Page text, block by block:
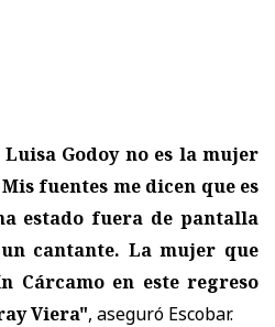
Godoy no es la mujer
fuentes me dicen que es
estado fuera de pantalla
cantante. La mujer que
Cárcamo en este regreso
Viera", aseguró Escobar.